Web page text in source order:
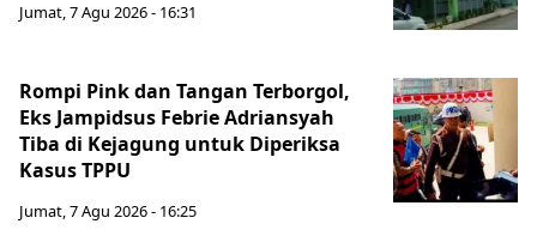
Jumat, 7 Agu 2026 - 16:31
Rompi Pink dan Tangan Terborgol,
Eks Jampidsus Febrie Adriansyah
Tiba di Kejagung untuk Diperiksa
Kasus TPPU
Jumat, 7 Agu 2026 - 16:25